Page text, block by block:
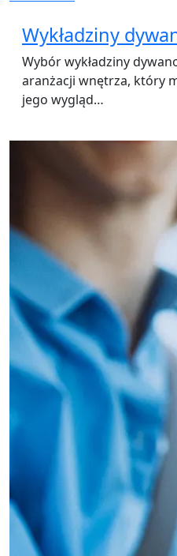
Wykładziny
Wybór wykładziny
aranżacji wnętrza, który
jego wygląd…